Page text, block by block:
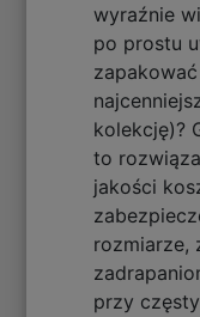
wyraźnie
po prostu
kolekcję)?
to
jakości
rozmiarze,
przy